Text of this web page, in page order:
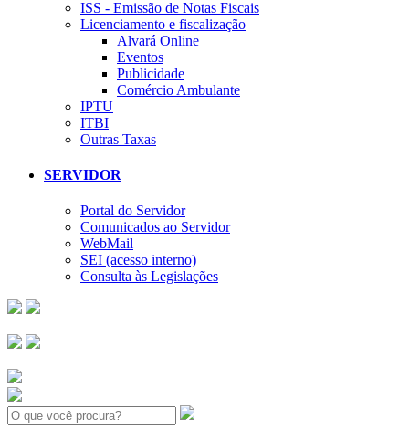
ISS - Emissão de Notas Fiscais
Licenciamento e fiscalização
Alvará Online
Eventos
Publicidade
Comércio Ambulante
IPTU
ITBI
Outras Taxas
SERVIDOR
Portal do Servidor
Comunicados ao Servidor
WebMail
SEI (acesso interno)
Consulta às Legislações
Search: